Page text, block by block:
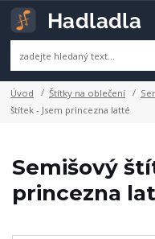
Úvod Štítky na oblečení
štítek - Jsem princezna latté
Semišový
princezna